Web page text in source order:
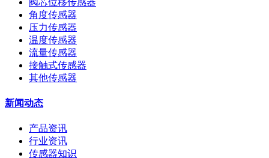
角度传感器
压力传感器
温度传感器
流量传感器
接触式传感器
其他传感器
新闻动态
产品资讯
行业资讯
传感器知识